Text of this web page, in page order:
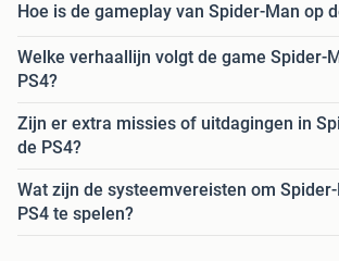
Hoe is de gameplay van Spider-Man op
Welke verhaallijn volgt de game Spider-
PS4?
Zijn er extra missies of uitdagingen in
de PS4?
Wat zijn de systeemvereisten om
PS4 te spelen?